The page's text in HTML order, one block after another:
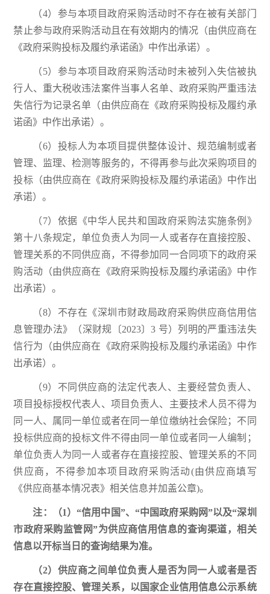
（4）参与本项目政府采购活动时不存在被有关部门
禁止参与政府采购活动且在有效期内的情况（由供应商在
《政府采购投标及履约承诺函》中作出承诺）。
（5）参与本项目政府采购活动时未被列入失信被执
行人、重大税收违法案件当事人名单、政府采购严重违法
失信行为记录名单（由供应商在《政府采购投标及履约承
诺函》中作出承诺）。
（6）投标人为本项目提供整体设计、规范编制或者
管理、监理、检测等服务的，不得再参与此次采购项目的
投标（由供应商在《政府采购投标及履约承诺函》中作出
承诺）。
（7）依据《中华人民共和国政府采购法实施条例》
第十八条规定，单位负责人为同一人或者存在直接控股、
管理关系的不同供应商，不得参加同一合同项下的政府采
购活动（由供应商在《政府采购投标及履约承诺函》中作
出承诺）。
（8）不存在《深圳市财政局政府采购供应商信用信
息管理办法》（深财规〔2023〕3 号）列明的严重违法失
信行为（由供应商在《政府采购投标及履约承诺函》中作
出承诺）。
（9）不同供应商的法定代表人、主要经营负责人、
项目投标授权代表人、项目负责人、主要技术人员不得为
同一人、属同一单位或者在同一单位缴纳社会保险；不同
投标供应商的投标文件不得由同一单位或者同一人编制；
单位负责人为同一人或者存在直接控股、管理关系的不同
供应商，不得参加本项目政府采购活动(由供应商填写
《供应商基本情况表》相关信息并加盖公章)。
注：（1）“信用中国”、“中国政府采购网”以及“深圳
市政府采购监管网”为供应商信用信息的查询渠道，相关
信息以开标当日的查询结果为准。
（2）供应商之间单位负责人是否为同一人或者是否
存在直接控股、管理关系，以国家企业信用信息公示系统